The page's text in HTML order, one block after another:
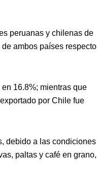
peruanas y chilenas de
ambos países respecto
16.8%; mientras que
por Chile fue
debido a las condiciones
paltas y café en grano,